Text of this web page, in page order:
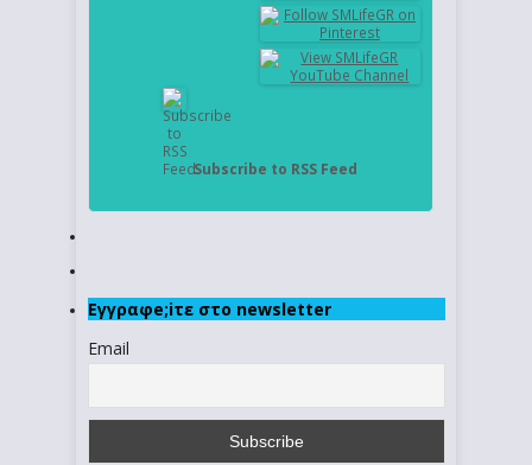
Subscribe to RSS Feed
Εγγραφe;iτε στο newsletter
Email